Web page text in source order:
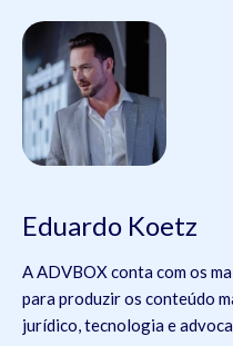
Eduardo Koetz
A ADVBOX conta com os
para produzir os conteúdo
jurídico, tecnologia e